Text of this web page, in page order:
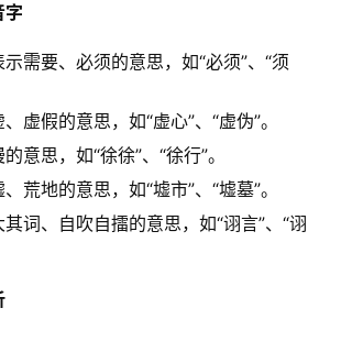
字
示需要、必须的意思，如“必须”、“须
虚假的意思，如“虚心”、“虚伪”。
意思，如“徐徐”、“徐行”。
荒地的意思，如“墟市”、“墟墓”。
其词、自吹自擂的意思，如“诩言”、“诩